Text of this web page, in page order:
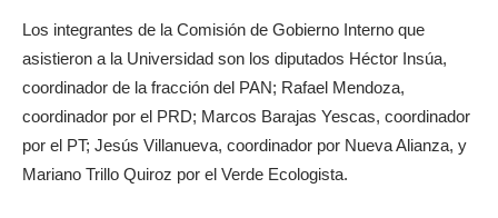
Los integrantes de la Comisión de Gobierno Interno que
asistieron a la Universidad son los diputados Héctor Insúa,
coordinador de la fracción del PAN; Rafael Mendoza,
coordinador por el PRD; Marcos Barajas Yescas, coordinador
por el PT; Jesús Villanueva, coordinador por Nueva Alianza, y
Mariano Trillo Quiroz por el Verde Ecologista.